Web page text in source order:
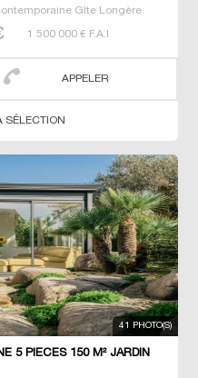
Gîte Longère
1 500 000 € F.A.I
APPELER
SÉLECTION
41 PHOTO(S)
5 PIECES 150 M² JARDIN